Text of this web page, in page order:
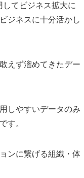
てビジネス拡大に
ジネスに十分活かし
えず溜めてきたデー
しやすいデータのみ
す。
ンに繋げる組織・体